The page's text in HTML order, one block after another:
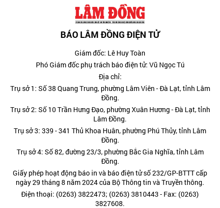
BÁO LÂM ĐỒNG ĐIỆN TỬ
Giám đốc: Lê Huy Toàn
Phó Giám đốc phụ trách báo điện tử: Vũ Ngọc Tú
Địa chỉ:
Trụ sở 1: Số 38 Quang Trung, phường Lâm Viên - Đà Lạt, tỉnh Lâm
Đồng.
Trụ sở 2: Số 10 Trần Hưng Đạo, phường Xuân Hương - Đà Lạt, tỉnh
Lâm Đồng.
Trụ sở 3: 339 - 341 Thủ Khoa Huân, phường Phú Thủy, tỉnh Lâm
Đồng.
Trụ sở 4: Số 82, đường 23/3, phường Bắc Gia Nghĩa, tỉnh Lâm
Đồng.
Giấy phép hoạt động báo in và báo điện tử số 232/GP-BTTT cấp
ngày 29 tháng 8 năm 2024 của Bộ Thông tin và Truyền thông.
Điện thoại: (0263) 3822473; (0263) 3810443 - Fax: (0263)
3827608.